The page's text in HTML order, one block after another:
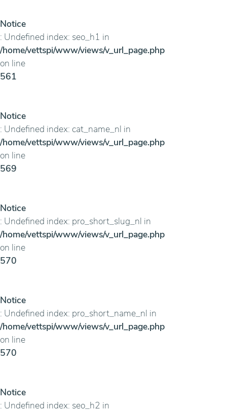
Notice
: Undefined index: seo_h1 in
/home/vettspi/www/views/v_url_page.php
on line
561
Notice
: Undefined index: cat_name_nl in
/home/vettspi/www/views/v_url_page.php
on line
569
Notice
: Undefined index: pro_short_slug_nl in
/home/vettspi/www/views/v_url_page.php
on line
570
Notice
: Undefined index: pro_short_name_nl in
/home/vettspi/www/views/v_url_page.php
on line
570
Notice
: Undefined index: seo_h2 in